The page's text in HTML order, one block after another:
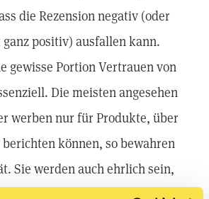
die Rezension negativ (oder
positiv) ausfallen kann.
gewisse Portion Vertrauen von
Die meisten angesehen
werben nur für Produkte, über
können, so bewahren
Sie werden auch ehrlich sein,
Aspekte des Produkts angeht,